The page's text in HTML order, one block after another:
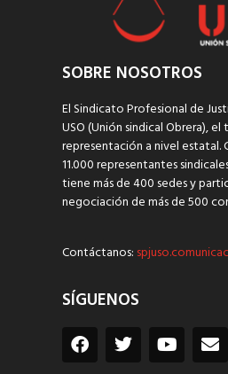
SOBRE NOSOTROS
El Sindicato Profesional de
USO (Unión sindical Obrera),
representación a nivel estatal.
11.000 representantes
tiene más de 400 sedes y
negociación de más de 500
Contáctanos:
SÍGUENOS